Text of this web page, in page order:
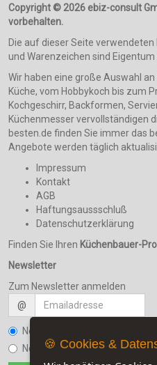
Copyright © 2026 ebiz-consult
vorbehalten.
Die auf dieser Seite
und Warenzeichen sind Eigentum
Wir haben eine große Auswahl
Küche, vom Hobbykoch bis zum
Kochgeschirr, Backformen,
Küchenmesser vervollständigen
besten.de finden Sie immer das
Angebote werden täglich
Impressum
Kontakt
AGB
Haftungsaussschluß
Datenschutzerklärung
Finden Sie Ihren Küchenbauer-
Newsletter
Zum Newsletter anmelden
@
Newsletter bestellen
Newsletter kündigen
🍪 Cookies &